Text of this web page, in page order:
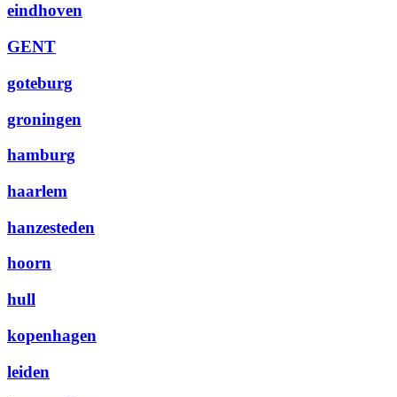
eindhoven
GENT
goteburg
groningen
hamburg
haarlem
hanzesteden
hoorn
hull
kopenhagen
leiden